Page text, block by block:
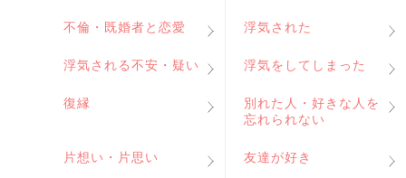
不倫・既婚者と恋愛 浮気された
浮気される不安・疑い 浮気をしてしまった
復縁
別れた人・好きな人を
忘れられない
片想い・片思い 友達が好き